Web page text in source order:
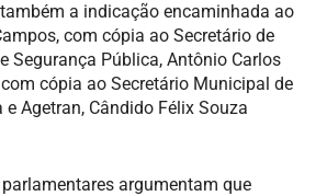
a indicação encaminhada ao
com cópia ao Secretário de
Segurança Pública, Antônio Carlos
cópia ao Secretário Municipal de
Agetran, Cândido Félix Souza
argumentam que